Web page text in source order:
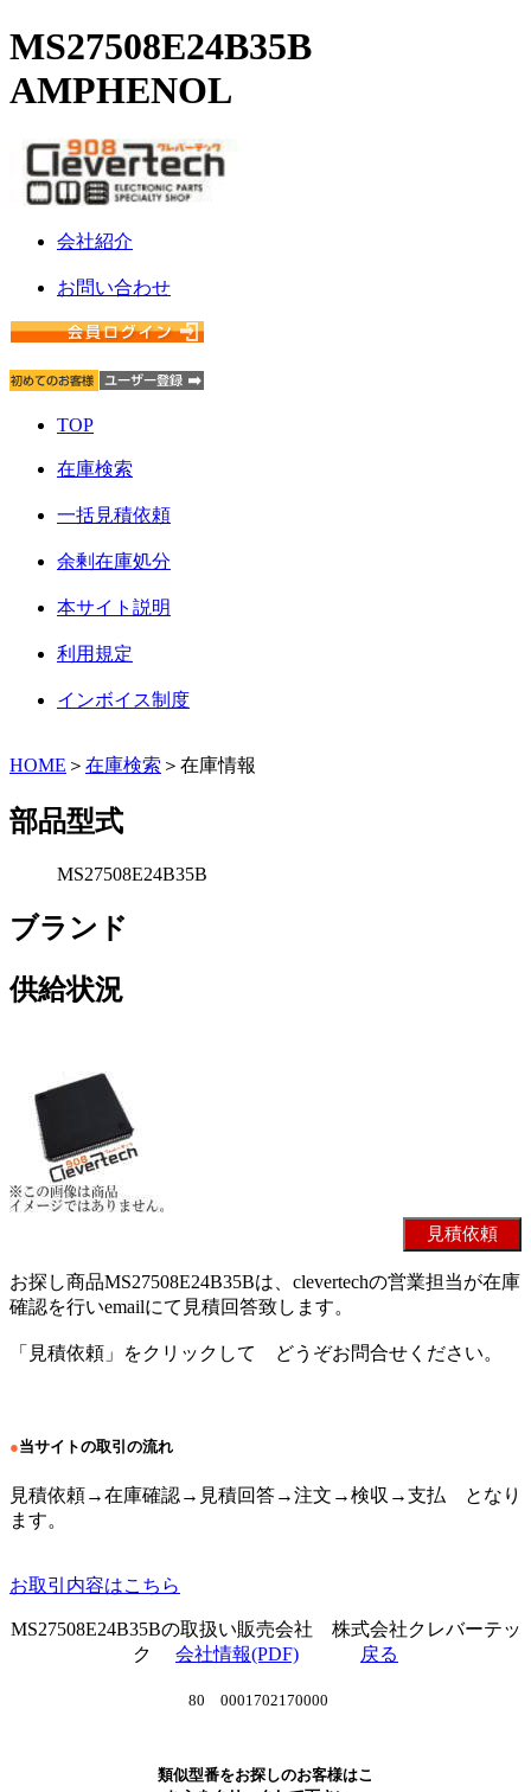
MS27508E24B35B
AMPHENOL
会社紹介
お問い合わせ
TOP
在庫検索
一括見積依頼
余剰在庫処分
本サイト説明
利用規定
インボイス制度
HOME ＞ 在庫検索 ＞在庫情報
部品型式
MS27508E24B35B
ブランド
供給状況
お探し商品MS27508E24B35Bは、clevertechの営業担当が在庫
確認を行いemailにて見積回答致します。
「見積依頼」をクリックして どうぞお問合せください。
●当サイトの取引の流れ
見積依頼→在庫確認→見積回答→注文→検収→支払 となり
ます。
お取引内容はこちら
MS27508E24B35Bの取扱い販売会社 株式会社クレバーテッ
ク 会社情報(PDF) 戻る
80 0001702170000
類似型番をお探しのお客様はこ